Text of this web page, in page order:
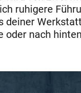
ruhigere
oder nach